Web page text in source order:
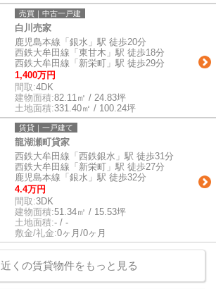
売買｜中古一戸建
白川売家
鹿児島本線「銀水」駅 徒歩20分
西鉄大牟田線「東甘木」駅 徒歩18分
西鉄大牟田線「新栄町」駅 徒歩29分
1,400万円
間取:4DK
建物面積:82.11㎡ / 24.83坪
土地面積:331.40㎡ / 100.24坪
賃貸｜一戸建て
龍湖瀬町貸家
西鉄大牟田線「西鉄銀水」駅 徒歩31分
西鉄大牟田線「新栄町」駅 徒歩27分
鹿児島本線「銀水」駅 徒歩32分
4.4万円
間取:3DK
建物面積:51.34㎡ / 15.53坪
土地面積:- / -
敷金/礼金:0ヶ月/0ヶ月
近くの賃貸物件をもっと見る